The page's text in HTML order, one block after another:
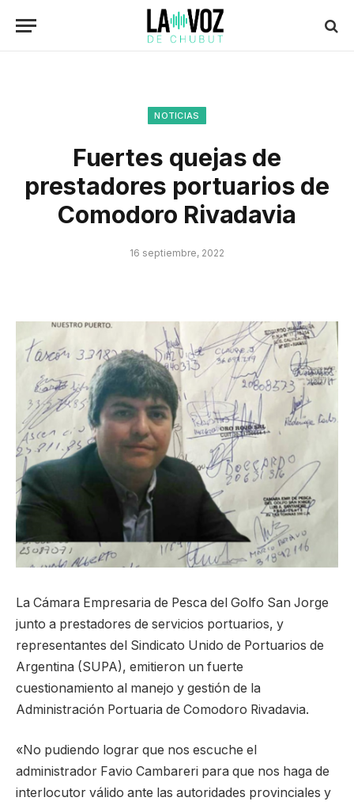
NOTICIAS
Fuertes quejas de
prestadores portuarios de
Comodoro Rivadavia
16 septiembre, 2022
La Cámara Empresaria de Pesca del Golfo San Jorge
junto a prestadores de servicios portuarios, y
representantes del Sindicato Unido de Portuarios de
Argentina (SUPA), emitieron un fuerte
cuestionamiento al manejo y gestión de la
Administración Portuaria de Comodoro Rivadavia.
«No pudiendo lograr que nos escuche el
administrador Favio Cambareri para que nos haga de
interlocutor válido ante las autoridades provinciales y